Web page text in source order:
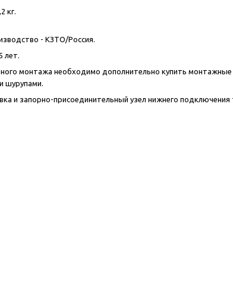
кг.
- КЗТО/Россия.
лет.
монтажа необходимо дополнительно купить
шурупами.
и запорно-присоединительный узел нижнего